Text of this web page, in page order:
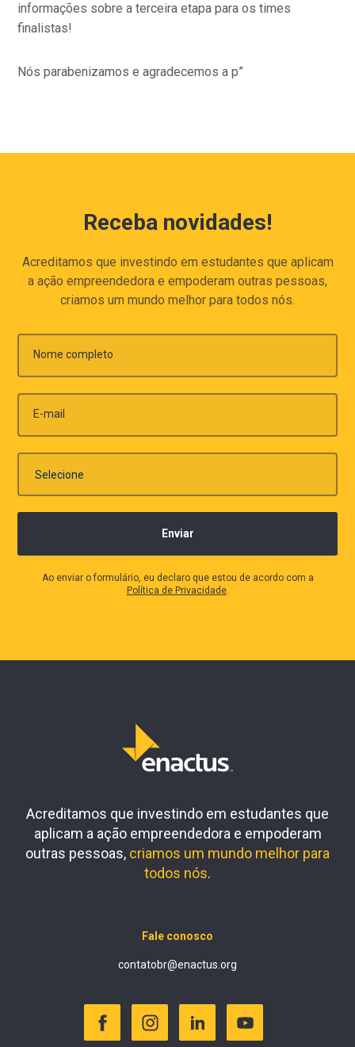
informações sobre a terceira etapa para os times
finalistas!
Nós parabenizamos e agradecemos a p”
Receba novidades!
Acreditamos que investindo em estudantes que aplicam
a ação empreendedora e empoderam outras pessoas,
criamos um mundo melhor para todos nós.
Nome completo
E-mail
Ao enviar o formulário, eu declaro que estou de acordo com a
Política de Privacidade.
Acreditamos que investindo em estudantes que
aplicam a ação empreendedora e empoderam
outras pessoas, criamos um mundo melhor para
todos nós.
Fale conosco
contatobr@enactus.org